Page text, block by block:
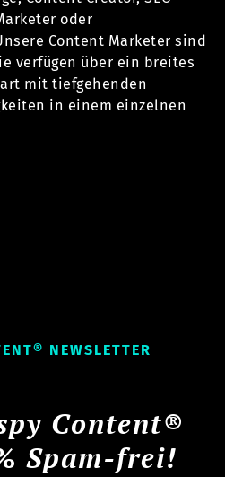
oder
Content Marketer sind
verfügen über ein breites
mit tiefgehenden
in einem einzelnen
NEWSLETTER
Content®
Spam-frei!